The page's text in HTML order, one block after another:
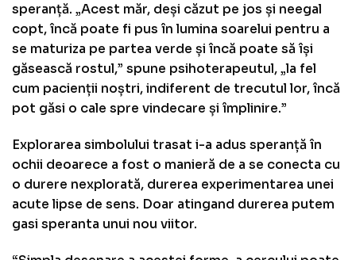
speranță. „Acest măr, deși căzut pe jos și neegal
copt, încă poate fi pus în lumina soarelui pentru a
se maturiza pe partea verde și încă poate să își
găsească rostul,” spune psihoterapeutul, „la fel
cum pacienții noștri, indiferent de trecutul lor, încă
pot găsi o cale spre vindecare și împlinire.”
Explorarea simbolului trasat i-a adus speranță în
ochii deoarece a fost o manieră de a se conecta cu
o durere nexplorată, durerea experimentarea unei
acute lipse de sens. Doar atingand durerea putem
gasi speranta unui nou viitor.